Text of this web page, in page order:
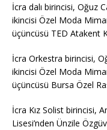
İcra dalı birincisi, Oğuz
ikincisi Özel Moda
üçüncüsü TED Atakent
İcra Orkestra birincisi,
ikincisi Özel Moda
üçüncüsü Bursa Özel
İcra Kız Solist birincisi,
Lisesi’nden Ünzile